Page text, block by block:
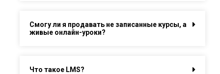
Смогу ли я продавать не записанные курсы, а
живые онлайн-уроки?
Что такое LMS?